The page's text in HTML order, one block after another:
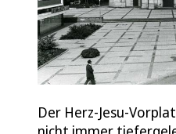
Der Herz-Jesu-